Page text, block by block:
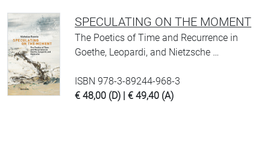
SPECULATING ON THE MOMENT
The Poetics of Time and Recurrence in
Goethe, Leopardi, and Nietzsche …
ISBN 978-3-89244-968-3
€ 48,00 (D) | € 49,40 (A)